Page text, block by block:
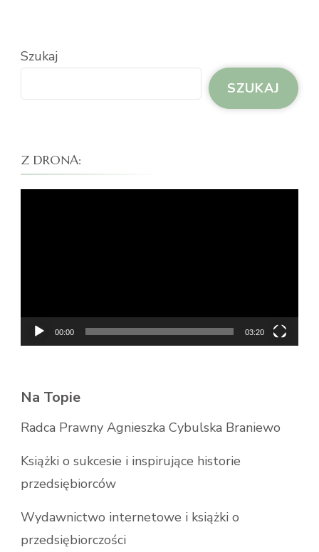
Szukaj
SZUKAJ
Z DRONA:
00:00 03:20
Na Topie
Radca Prawny Agnieszka Cybulska Braniewo
Książki o sukcesie i inspirujące historie
przedsiębiorców
Wydawnictwo internetowe i książki o
przedsiębiorczości